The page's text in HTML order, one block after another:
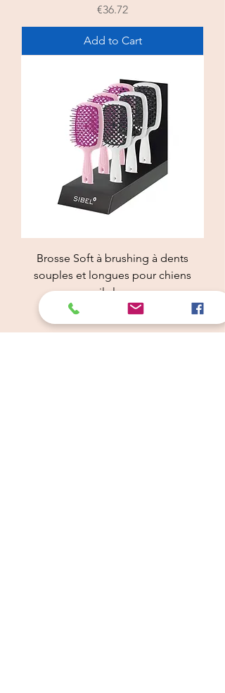
Price
€36.72
Add to Cart
Brosse Soft à brushing à dents
souples et longues pour chiens
poils longs